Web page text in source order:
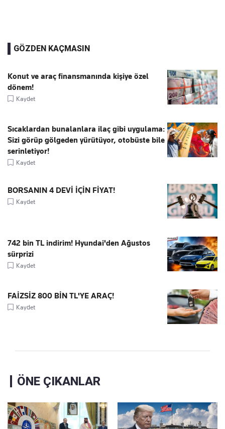
GÖZDEN KAÇMASIN
Konut ve araç finansmanında kişiye özel
dönem!
Kaydet
Sıcaklardan bunalanlara ilaç gibi uygulama:
Sizi görüp gölgeden yürütüyor, otobüste bile
serinletiyor!
Kaydet
BORSANIN 4 DEVİ İÇİN FİYAT!
Kaydet
742 bin TL indirim! Hyundai'den Ağustos
sürprizi
Kaydet
FAİZSİZ 800 BİN TL'YE ARAÇ!
Kaydet
ÖNE ÇIKANLAR